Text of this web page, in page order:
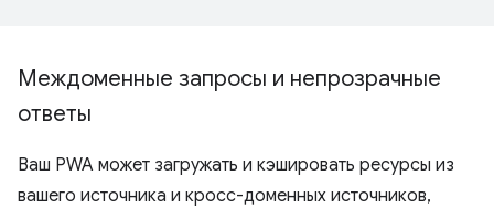
Междоменные запросы и непрозрачные
ответы
Ваш PWA может загружать и кэшировать ресурсы из
вашего источника и кросс-доменных источников,